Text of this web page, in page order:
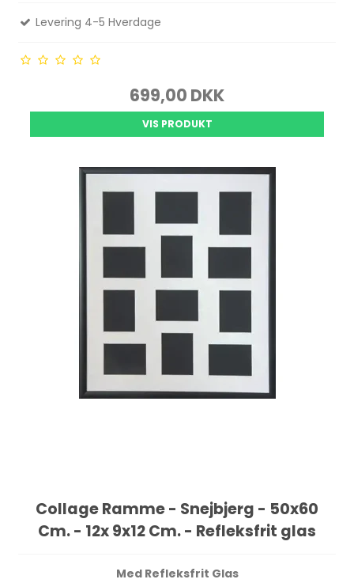
Levering 4-5 Hverdage
699,00 DKK
VIS PRODUKT
Collage Ramme - Snejbjerg - 50x60
Cm. - 12x 9x12 Cm. - Refleksfrit glas
Med Refleksfrit Glas